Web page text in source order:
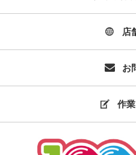
店
お
作